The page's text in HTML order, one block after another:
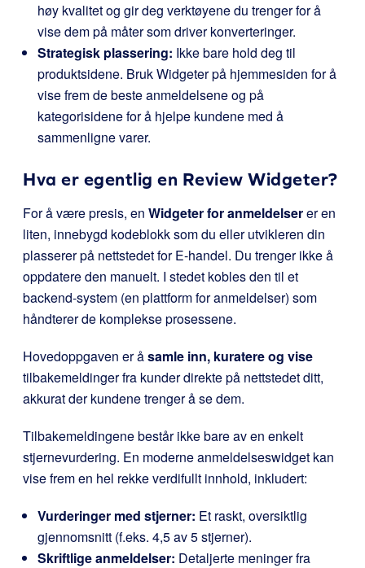
høy kvalitet og gir deg verktøyene du trenger for å
vise dem på måter som driver konverteringer.
Strategisk plassering: Ikke bare hold deg til
produktsidene. Bruk Widgeter på hjemmesiden for å
vise frem de beste anmeldelsene og på
kategorisidene for å hjelpe kundene med å
sammenligne varer.
Hva er egentlig en Review Widgeter?
For å være presis, en Widgeter for anmeldelserer en
liten, innebygd kodeblokk som du eller utvikleren din
plasserer på nettstedet for E-handel. Du trenger ikke å
oppdatere den manuelt. I stedet kobles den til et
backend-system (en plattform for anmeldelser) som
håndterer de komplekse prosessene.
Hovedoppgaven er åsamle inn, kuratere og vise
tilbakemeldinger fra kunder direkte på nettstedet ditt,
akkurat der kundene trenger å se dem.
Tilbakemeldingene består ikke bare av en enkelt
stjernevurdering. En moderne anmeldelseswidget kan
vise frem en hel rekke verdifullt innhold, inkludert:
Vurderinger med stjerner: Et raskt, oversiktlig
gjennomsnitt (f.eks. 4,5 av 5 stjerner).
Skriftlige anmeldelser: Detaljerte meninger fra